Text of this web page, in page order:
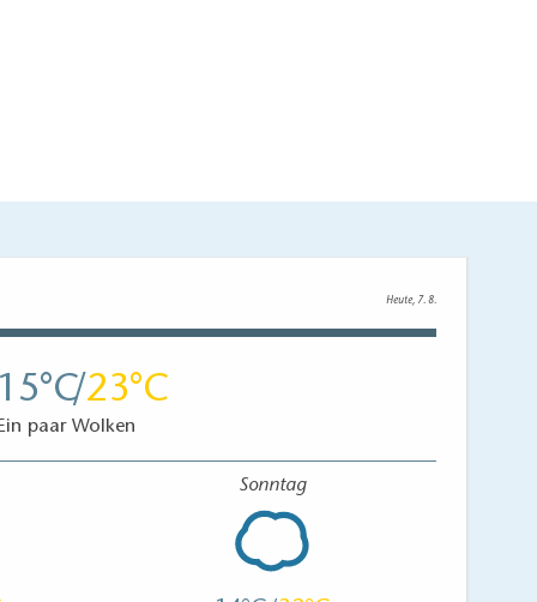
Heute, 7. 8.
15 23
Ein paar Wolken
Sonntag